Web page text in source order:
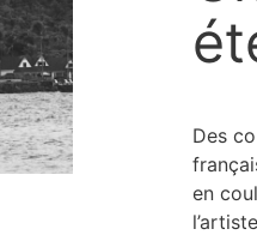
Des
en